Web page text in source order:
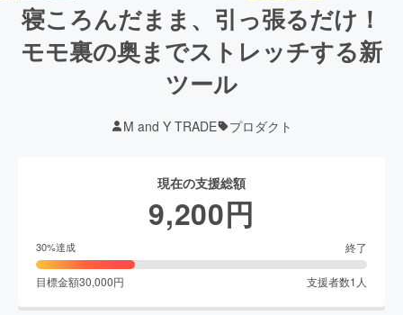
寝ころんだまま、引っ張るだけ！
モモ裏の奥までストレッチする新
ツール
M and Y TRADE プロダクト
現在の支援総額
9,200円
30%達成 終了
目標金額30,000円 支援者数1 人